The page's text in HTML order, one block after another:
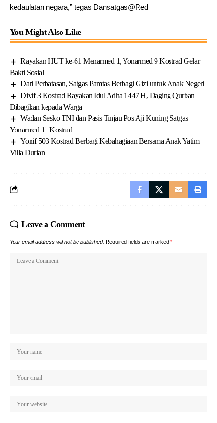
kedaulatan negara,” tegas Dansatgas@Red
You Might Also Like
Rayakan HUT ke-61 Menarmed 1, Yonarmed 9 Kostrad Gelar
Bakti Sosial
Dari Perbatasan, Satgas Pamtas Berbagi Gizi untuk Anak Negeri
Divif 3 Kostrad Rayakan Idul Adha 1447 H, Daging Qurban
Dibagikan kepada Warga
Wadan Sesko TNI dan Pasis Tinjau Pos Aji Kuning Satgas
Yonarmed 11 Kostrad
Yonif 503 Kostrad Berbagi Kebahagiaan Bersama Anak Yatim
Villa Durian
Leave a Comment
Your email address will not be published. Required fields are marked *